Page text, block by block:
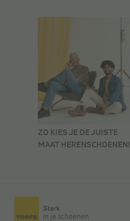
ZO KIES JE DE JUISTE
MAAT HERENSCHOENEN!
Sterk
in je schoenen